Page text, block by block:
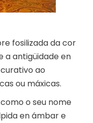
fosilizada da cor
a antigüidade en
ao
ou máxicas.
o seu nome
en ámbar e